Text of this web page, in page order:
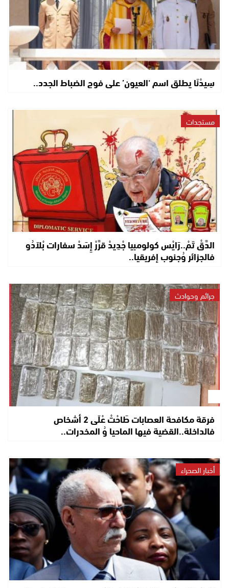
سِيدْنَا يطلق اسم ‘العيون’ على فوج الضباط الجدد..
مستجدات
الدَّقْ تَمْ..رَايْس كولومبيا جْدِيدْ قرَّرْ إِسَدْ سفارات بْلاَدُو
فالجزائر وُجنوب إفريقيا..
جرائم وحوادث
فرقة مكافحة العصابات طَاحْتْ عْلَى 2 أشخاص
فالداخلة..القضية فيها الماحيا وُ المخدرات..
أخبار الصحراء